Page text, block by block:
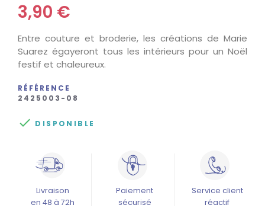
3,90 €
Entre couture et broderie, les créations de Marie
Suarez égayeront tous les intérieurs pour un Noël
festif et chaleureux.
RÉFÉRENCE
2425003-08
 DISPONIBLE
Livraison
en 48 à 72h
Paiement
sécurisé
Service client
réactif